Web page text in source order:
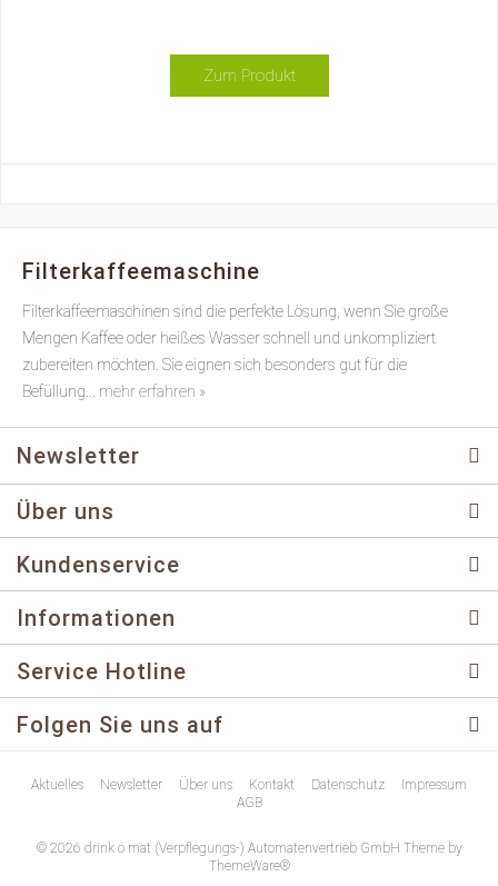
Zum Produkt
Filterkaffeemaschine
Filterkaffeemaschinen sind die perfekte Lösung, wenn Sie große
Mengen Kaffee oder heißes Wasser schnell und unkompliziert
zubereiten möchten. Sie eignen sich besonders gut für die
Befüllung... mehr erfahren »
Newsletter
Über uns
Kundenservice
Informationen
Service Hotline
Folgen Sie uns auf
Aktuelles Newsletter Über uns Kontakt Datenschutz
Impressum
AGB
© 2026 drink o mat (Verpflegungs-) Automatenvertrieb GmbH Theme by
ThemeWare®